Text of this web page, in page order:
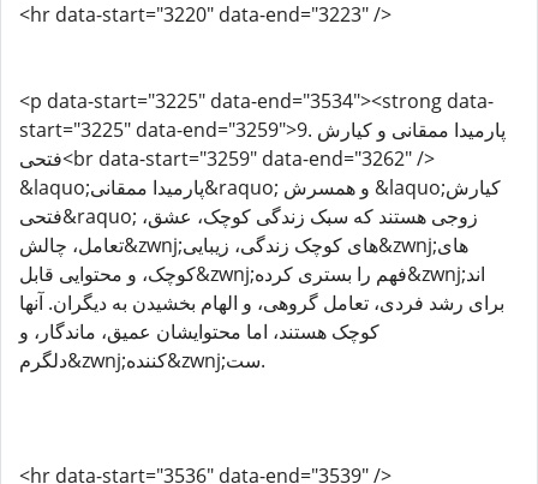
<hr data-start="3220" data-end="3223" />
<p data-start="3225" data-end="3534"><strong data-
start="3225" data-end="3259">9. پارمیدا ممقانی و کیارش
فتحی<br data-start="3259" data-end="3262" />
&laquo;پارمیدا ممقانی&raquo; و همسرش &laquo;کیارش
فتحی&raquo; زوجی هستند که سبک زندگی کوچک، عشق،
تعامل، چالش&zwnj;های کوچک زندگی، زیبایی&zwnj;های
کوچک، و محتوایی قابل&zwnj;فهم را بستری کرده&zwnj;اند
برای رشد فردی، تعامل گروهی، و الهام بخشیدن به دیگران. آنها
کوچک هستند، اما محتوایشان عمیق، ماندگار، و
دلگرم&zwnj;کننده&zwnj;ست.
<hr data-start="3536" data-end="3539" />